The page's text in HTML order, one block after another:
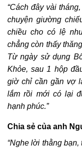
“Cách đây vài
chuyện giường
chiều cho có lệ
chẳng còn thấy
Từ ngày sử dụng
Khỏe, sau 1 hộp
giờ chỉ cần gần vợ
lắm rồi mới có lại
hạnh phúc.”
Chia sẻ của anh
“Nghe lời thằng